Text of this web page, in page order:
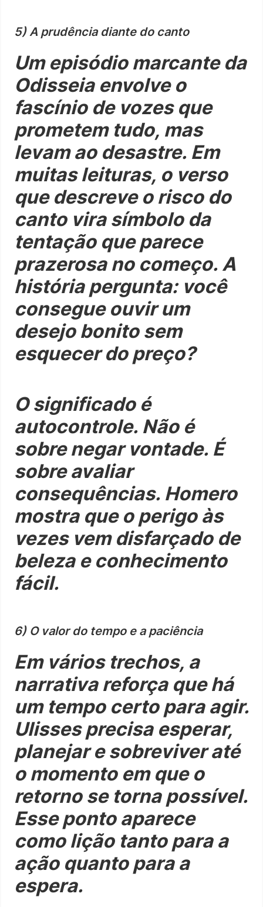
5) A prudência diante do canto
Um episódio marcante da
Odisseia envolve o
fascínio de vozes que
prometem tudo, mas
levam ao desastre. Em
muitas leituras, o verso
que descreve o risco do
canto vira símbolo da
tentação que parece
prazerosa no começo. A
história pergunta: você
consegue ouvir um
desejo bonito sem
esquecer do preço?
O significado é
autocontrole. Não é
sobre negar vontade. É
sobre avaliar
consequências. Homero
mostra que o perigo às
vezes vem disfarçado de
beleza e conhecimento
fácil.
6) O valor do tempo e a paciência
Em vários trechos, a
narrativa reforça que há
um tempo certo para agir.
Ulisses precisa esperar,
planejar e sobreviver até
o momento em que o
retorno se torna possível.
Esse ponto aparece
como lição tanto para a
ação quanto para a
espera.